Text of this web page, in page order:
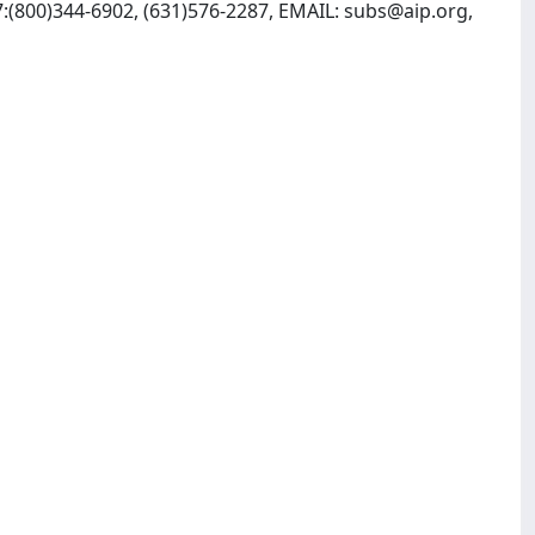
6902, (631)576-2287, EMAIL: subs@aip.org,